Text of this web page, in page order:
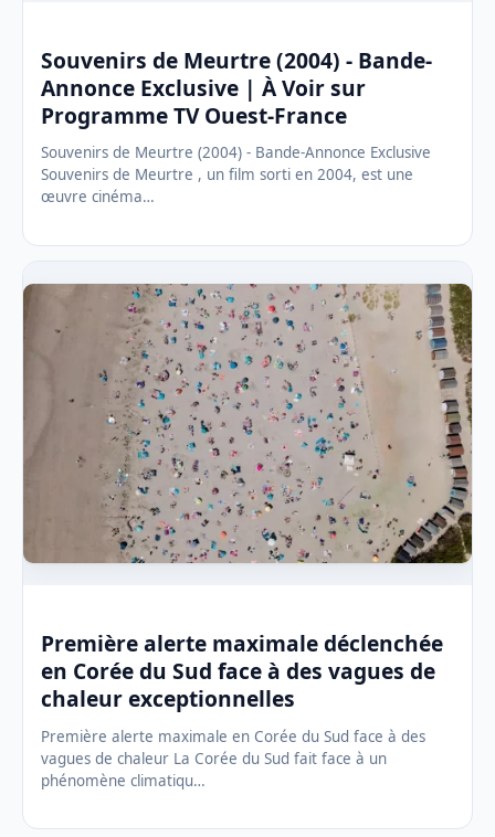
Souvenirs de Meurtre (2004) - Bande-
Annonce Exclusive | À Voir sur
Programme TV Ouest-France
Souvenirs de Meurtre (2004) - Bande-Annonce Exclusive
Souvenirs de Meurtre , un film sorti en 2004, est une
œuvre cinéma…
Première alerte maximale déclenchée
en Corée du Sud face à des vagues de
chaleur exceptionnelles
Première alerte maximale en Corée du Sud face à des
vagues de chaleur La Corée du Sud fait face à un
phénomène climatiqu…